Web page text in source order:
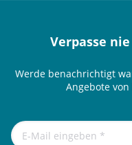
Verpasse
Werde benachrichtigt
Angebote